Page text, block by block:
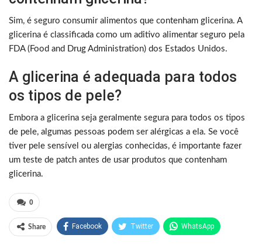
Sim, é seguro consumir alimentos que contenham glicerina. A
glicerina é classificada como um aditivo alimentar seguro pela
FDA (Food and Drug Administration) dos Estados Unidos.
A glicerina é adequada para todos
os tipos de pele?
Embora a glicerina seja geralmente segura para todos os tipos
de pele, algumas pessoas podem ser alérgicas a ela. Se você
tiver pele sensível ou alergias conhecidas, é importante fazer
um teste de patch antes de usar produtos que contenham
glicerina.
0
Share Facebook Twitter WhatsApp